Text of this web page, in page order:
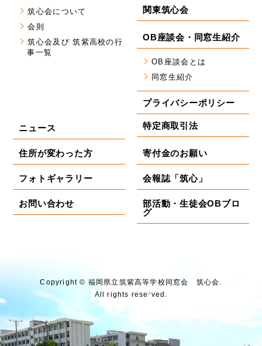
筑心会について
会則
筑心会及び 筑紫高校の行
事一覧
関東筑心会
OB座談会・同窓生紹介
OB座談会とは
同窓生紹介
プライバシーポリシー
特定商取引法
ニュース
住所が変わった方
フォトギャラリー
お問い合わせ
寄付金のお願い
会報誌「筑心」
部活動・生徒会OBブロ
グ
Copyright © 福岡県⽴筑紫⾼等学校同窓会 筑⼼会.
All rights reserved.